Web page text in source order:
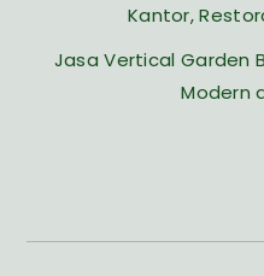
Kantor,
Jasa Vertical Garden
Modern